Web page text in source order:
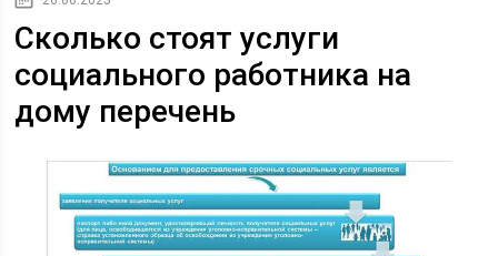
Сколько стоят услуги
социального работника на
дому перечень